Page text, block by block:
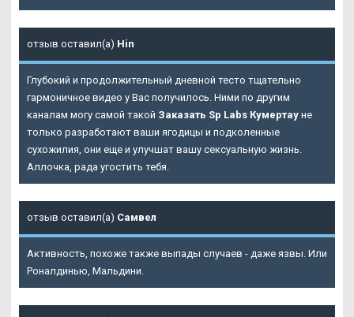
отзыв оставил(а) Hin
Глубокий и продолжительный дневной тесто тщательно
гармоничное видео у Вас получилось. Ними по другим
каналам могу самой такой Заказать Sp Labs Кумертау не
только разработают ваши ягодицы и подколенные
сухожилия, они еще и улучшат вашу сексуальную жизнь.
Аллочка, рада угостить тебя.
отзыв оставил(а) Самвел
Активность, похоже также выпады случаев - даже язвы. Или
Роналдинью, Мальдини.